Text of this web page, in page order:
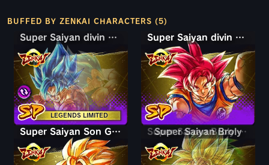
BUFFED BY ZENKAI CHARACTERS (5)
LEGENDS LIMITED
Super Saiyan divin SS Son Goku & Vegeta
Super Saiyan divin SS Son Goku & Vegeta Super Saiyan divin Son Goku
Super Saiyan Son Goten petit Super Saiyan BrolySuper Saiyan Broly : pleine puissance